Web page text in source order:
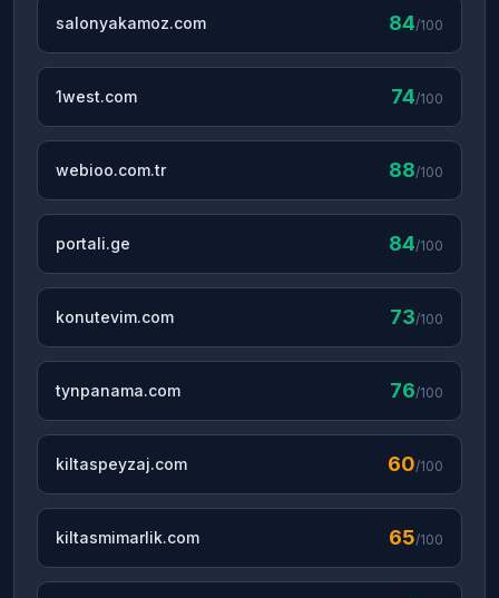
salonyakamoz.com 84/100
1west.com 74/100
webioo.com.tr 88/100
portali.ge 84/100
konutevim.com 73/100
tynpanama.com 76/100
kiltaspeyzaj.com 60/100
kiltasmimarlik.com 65/100